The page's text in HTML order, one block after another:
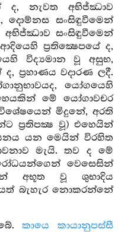
ද, නැවත අභිජ්ඣාව
දොම්නස සංසිඳුවීමෙන්
සංසිඳුවීමෙන්
ප්‍රතික්‍ෂෙපයේ ද,
විද්‍යමාන වූ අසුභ,
ප්‍රහාණය වදාරණ ලදී.
යෝගයෙහි
මේ යෝගාවචර
මිදුනේ, අරති
ප්‍රතිපක්‍ෂ වූ) එහෙයින්
යන මෙයින් විරහිත
මැයි. තව ද මේ
වෙසෙසින්
අභූත වූ ශුභාදිය
බැහැර නොකරන්නේ
කායෙ කායානුපස්සී